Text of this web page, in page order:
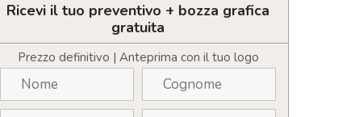
Ricevi il tuo preventivo + bozza grafica
gratuita
Prezzo definitivo | Anteprima con il tuo logo